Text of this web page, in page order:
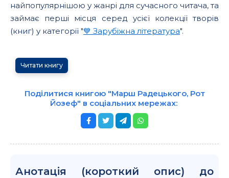
найпопулярнішою у жанрі для сучасного читача, та
займає перші місця серед усієї колекції творів
(книг) у категорії "💙 Зарубіжна література".
Читати книгу
Поділитися книгою "Марш Радецького, Рот
Йозеф" в соціальних мережах:
Анотація (короткий опис) до